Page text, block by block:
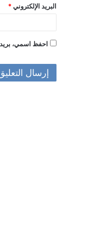
البريد الإلكتروني *
احفظ اسمي،